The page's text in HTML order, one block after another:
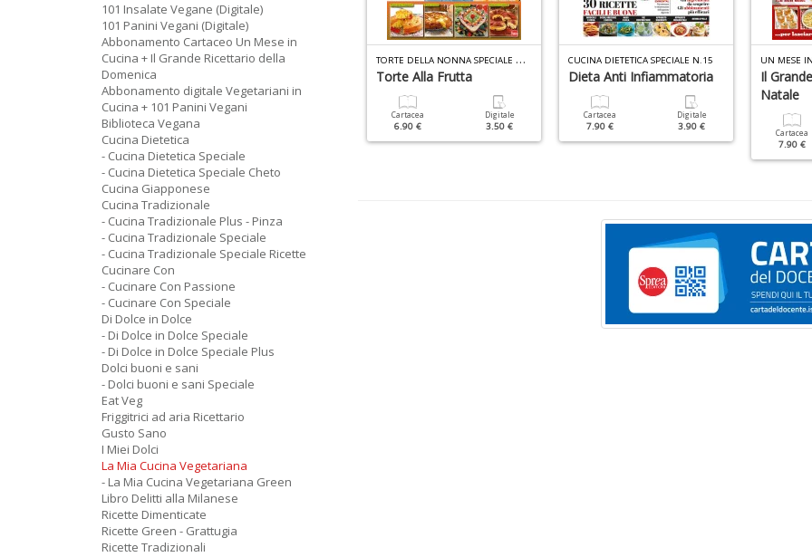
DOLCE IN DOLCE SPECIALE N.64
Digitale
3.50 €
Cartacea
T
ORTE DELLA NONNA SPECIALE N.48
Torte Alla Frutta
Cartacea
6.90 €
Digitale
3.50 €
CUCINA DIETETICA SPECIALE N.15
Dieta Anti Infiammatoria
Cartacea
7.90 €
Digitale
3.90 €
UN MESE
Il
Natale
Cartacea
7.90 €
101 Insalate Vegane (Digitale)
101 Panini Vegani (Digitale)
Abbonamento Cartaceo Un Mese in
Cucina + Il Grande Ricettario della
Domenica
Abbonamento digitale Vegetariani in
Cucina + 101 Panini Vegani
Biblioteca Vegana
Cucina Dietetica
- Cucina Dietetica Speciale
- Cucina Dietetica Speciale Cheto
Cucina Giapponese
Cucina Tradizionale
- Cucina Tradizionale Plus - Pinza
- Cucina Tradizionale Speciale
- Cucina Tradizionale Speciale Ricette
Cucinare Con
- Cucinare Con Passione
- Cucinare Con Speciale
Di Dolce in Dolce
- Di Dolce in Dolce Speciale
- Di Dolce in Dolce Speciale Plus
Dolci buoni e sani
- Dolci buoni e sani Speciale
Eat Veg
Friggitrici ad aria Ricettario
Gusto Sano
I Miei Dolci
La Mia Cucina Vegetariana
- La Mia Cucina Vegetariana Green
Libro Delitti alla Milanese
Ricette Dimenticate
Ricette Green - Grattugia
Ricette Tradizionali